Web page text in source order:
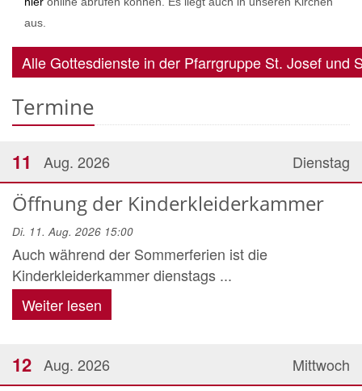
aus.
Alle Gottesdienste in der Pfarrgruppe St. Josef und
Termine
Dienstag
11 Aug. 2026
Öffnung der Kinderkleiderkammer
Di. 11. Aug. 2026 15:00
Auch während der Sommerferien ist die
Kinderkleiderkammer dienstags ...
Weiter lesen
Mittwoch
12 Aug. 2026